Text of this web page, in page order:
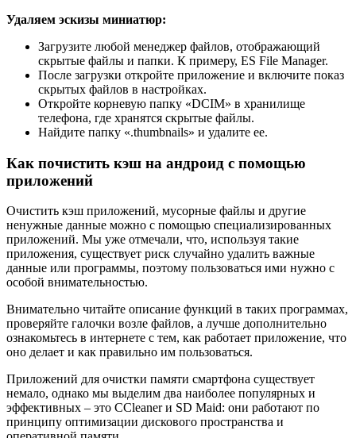
Удаляем эскизы миниатюр:
Загрузите любой менеджер файлов, отображающий
скрытые файлы и папки. К примеру, ES File Manager.
После загрузки откройте приложение и включите показ
скрытых файлов в настройках.
Откройте корневую папку «DCIM» в хранилище
телефона, где хранятся скрытые файлы.
Найдите папку «.thumbnails» и удалите ее.
Как почистить кэш на андроид с помощью
приложений
Очистить кэш приложений, мусорные файлы и другие
ненужные данные можно с помощью специализированных
приложений. Мы уже отмечали, что, используя такие
приложения, существует риск случайно удалить важные
данные или программы, поэтому пользоваться ими нужно с
особой внимательностью.
Внимательно читайте описание функций в таких программах,
проверяйте галочки возле файлов, а лучше дополнительно
ознакомьтесь в интернете с тем, как работает приложение, что
оно делает и как правильно им пользоваться.
Приложений для очистки памяти смартфона существует
немало, однако мы выделим два наиболее популярных и
эффективных – это CCleaner и SD Maid: они работают по
принципу оптимизации дискового пространства и